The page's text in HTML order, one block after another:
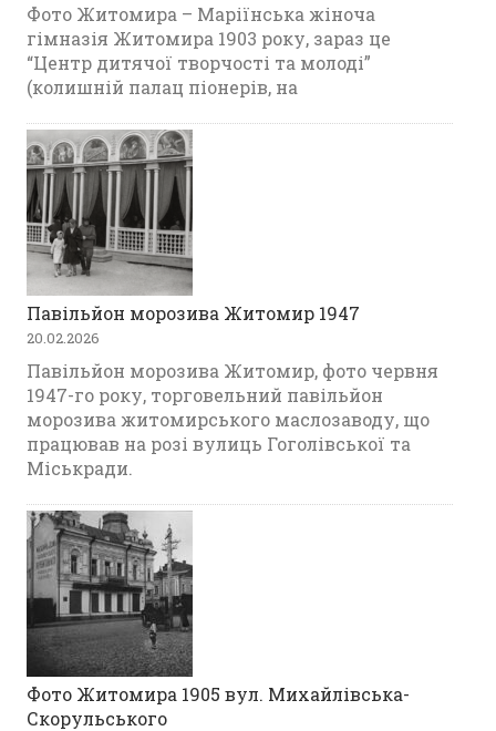
Фото Житомира – Маріїнська жіноча
гімназія Житомира 1903 року, зараз це
“Центр дитячої творчості та молоді”
(колишній палац піонерів, на
Павільйон морозива Житомир 1947
20.02.2026
Павільйон морозива Житомир, фото червня
1947-го року, торговельний павільйон
морозива житомирського маслозаводу, що
працював на розі вулиць Гоголівської та
Міськради.
Фото Житомира 1905 вул. Михайлівська-
Скорульського